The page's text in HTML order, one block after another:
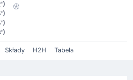
Składy H2H Tabela